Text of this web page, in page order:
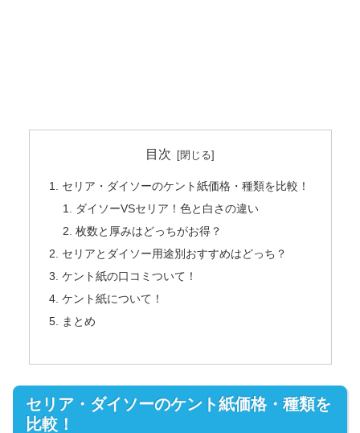
目次
セリア・ダイソーのケント紙価格・種類を比較！
ダイソーVSセリア！色と白さの違い
枚数と厚みはどっちがお得？
セリアとダイソー用途別おすすめはどっち？
ケント紙の口コミついて！
ケント紙について！
まとめ
セリア・ダイソーのケント紙価格・種類を
比較！